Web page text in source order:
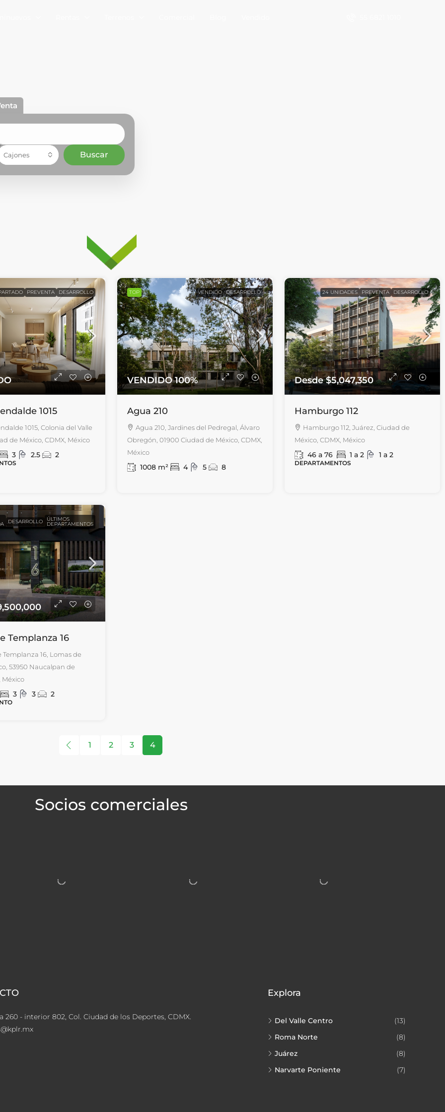
Cajones Buscar
PREVENTA DESARROLLO
1015
1015, Colonia del Valle
de México, CDMX, México
3 2.5 2
TOP VENDIDO DESARROLLO
VENDIDO 100%
Agua 210
Agua 210, Jardines del Pedregal, Álvaro
Obregón, 01900 Ciudad de México, CDMX,
México
1008 m² 4 5 8
24 UNIDADES PREVENTA DESARROLLO
Desde$5,047,350
Hamburgo 112
Hamburgo 112, Juárez, Ciudad de
México, CDMX, México
46 a 76 1 a 2 1 a 2
DEPARTAMENTOS
DESARROLLO ÚLTIMOS
DEPARTAMENTOS
Templanza 16
Templanza 16, Lomas de
53950 Naucalpan de
México
3 3 2
1 2 3 4
Socios comerciales
260 - interior 802, Col. Ciudad de los Deportes, CDMX.
Explora
Del Valle Centro
(13)
Roma Norte
(8)
Juárez
(8)
Narvarte Poniente
(7)